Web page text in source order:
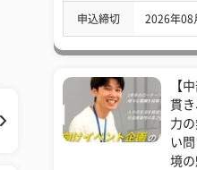
申込締切 2026年08
【
貫
力
い
境